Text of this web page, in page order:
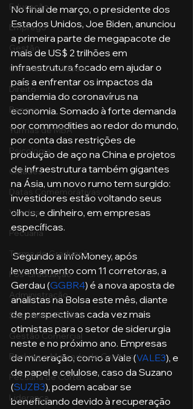
Educação
Emprego
Gestão
Ciências Contábeis
Direito
Bancos
Turmas de MBA
Psicologia
Cidades
Datas Comemorativas
Vendas
Pecuária
Turma de Graduação
Pós-Graduação
Administração
Segurança Publica
Gestão Comercial
Banking e Mercado de Capitais
Pecuária de Corte
Liderança
No final de março, o presidente dos
Estados Unidos, Joe Biden, anunciou
a primeira parte de megapacote de
mais de US$ 2 trilhões em
infraestrutura focado em ajudar o
país a enfrentar os impactos da
pandemia do coronavírus na
economia. Somado à forte demanda
por commodities ao redor do mundo,
por conta das restrições de
produção de aço na China e projetos
de infraestrutura também gigantes
na Ásia, um novo rumo tem surgido:
investidores estão voltando seus
olhos, e dinheiro, em empresas
específicas.
Segundo a InfoMoney, após
levantamento com 11 corretoras, a
Gerdau (GGBR4) é a nova aposta de
analistas na Bolsa este mês, diante
de perspectivas cada vez mais
otimistas para o setor de siderurgia
neste e no próximo ano. Empresas
de mineração, como a Vale (VALE3), e
de papel e celulose, caso da Suzano
(SUZB3), podem acabar se
beneficiando devido à recuperação